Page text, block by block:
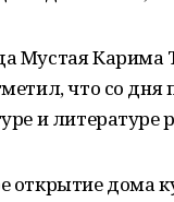
Мустая Карима
что со дня
и литературе
открытие дома